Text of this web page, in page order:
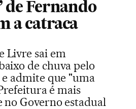
de Fernando
a catraca
Livre sai em
de chuva pelo
admite que "uma
é mais
no Governo estadual